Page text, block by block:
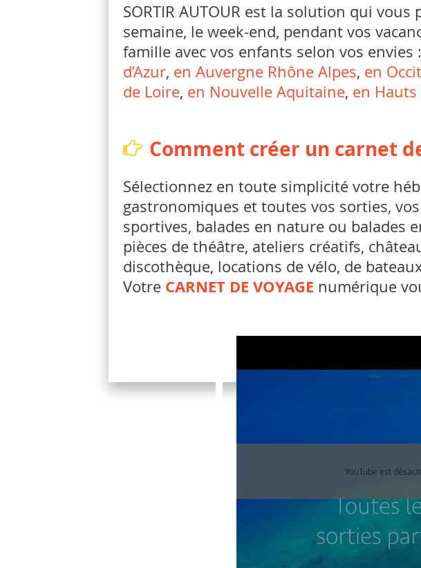
SORTIR AUTOUR est la solution qui
semaine, le week-end, pendant vos
famille avec vos enfants selon vos envies :
d’Azur, en Auvergne Rhône Alpes, en
de Loire, en Nouvelle Aquitaine, en Hauts
Comment créer un carnet
Sélectionnez en toute simplicité votre
gastronomiques et toutes vos sorties,
sportives, balades en nature ou balades
pièces de théâtre, ateliers créatifs,
discothèque, locations de vélo, de
Votre CARNET DE VOYAGE numérique
YouTube est